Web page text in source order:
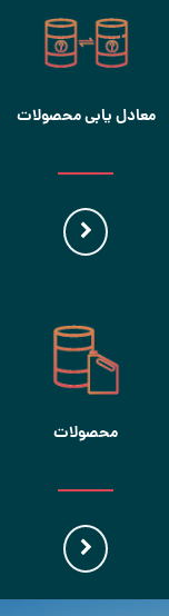
معادل یابی محصولات
محصولات